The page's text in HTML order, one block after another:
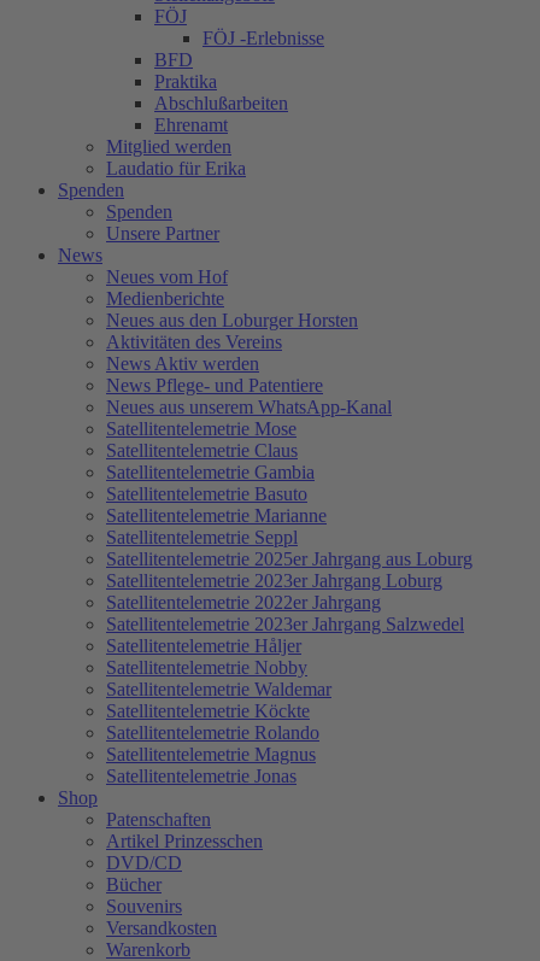
FÖJ
FÖJ -Erlebnisse
BFD
Praktika
Abschlußarbeiten
Ehrenamt
Mitglied werden
Laudatio für Erika
Spenden
Spenden
Unsere Partner
News
Neues vom Hof
Medienberichte
Neues aus den Loburger Horsten
Aktivitäten des Vereins
News Aktiv werden
News Pflege- und Patentiere
Neues aus unserem WhatsApp-Kanal
Satellitentelemetrie Mose
Satellitentelemetrie Claus
Satellitentelemetrie Gambia
Satellitentelemetrie Basuto
Satellitentelemetrie Marianne
Satellitentelemetrie Seppl
Satellitentelemetrie 2025er Jahrgang aus Loburg
Satellitentelemetrie 2023er Jahrgang Loburg
Satellitentelemetrie 2022er Jahrgang
Satellitentelemetrie 2023er Jahrgang Salzwedel
Satellitentelemetrie Håljer
Satellitentelemetrie Nobby
Satellitentelemetrie Waldemar
Satellitentelemetrie Köckte
Satellitentelemetrie Rolando
Satellitentelemetrie Magnus
Satellitentelemetrie Jonas
Shop
Patenschaften
Artikel Prinzesschen
DVD/CD
Bücher
Souvenirs
Versandkosten
Warenkorb